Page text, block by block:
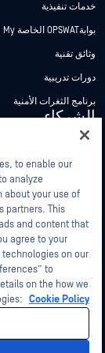
خدمات تنفيذية
بوابةOPSWAT الخاصة My
وثائق تقنية
دورات تدريبية
برنامج الثغرات الأمنية
الشركاء
شركاء التكنولوجيا
برنامج شركاء القنوات
القانون سياسة الخصوصية
الخصوصية الخاصة بك في
to enable our
analyze
about your use of
partners. This
and content that
agree to your
technologies on our
to
on the how we
Cookie Policy